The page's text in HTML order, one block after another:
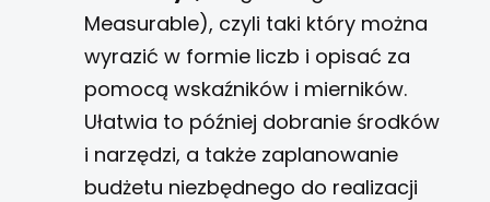
Measurable), czyli taki który można
wyrazić w formie liczb i opisać za
pomocą wskaźników i mierników.
Ułatwia to później dobranie środków
i narzędzi, a także zaplanowanie
budżetu niezbędnego do realizacji